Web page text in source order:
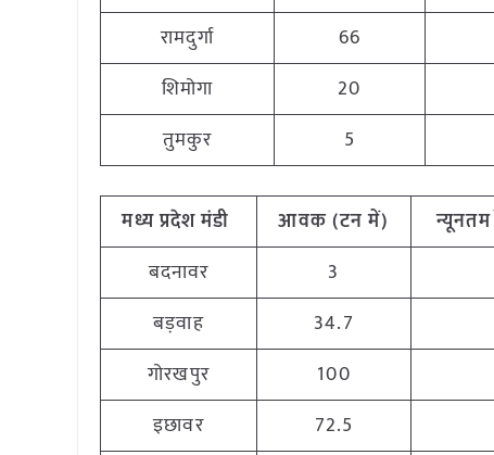
रामदुर्गा
66
शिमोगा
20
तुमकुर
5
मध्यप्रदेश मंडी आवक (टन में) न्यूनतम
बदनावर
3
बड़वाह
34.7
गोरखपुर
100
इछावर
72.5